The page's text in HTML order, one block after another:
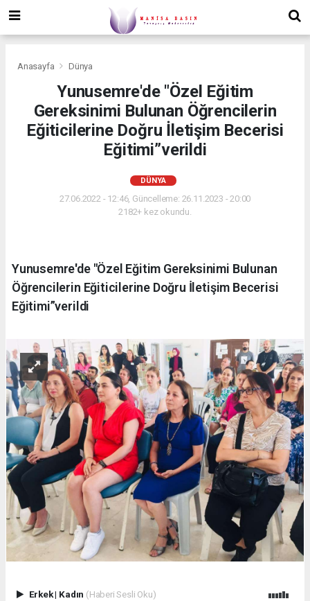
Anasayfa Dünya
Yunusemre'de "Özel Eğitim
Gereksinimi Bulunan Öğrencilerin
Eğiticilerine Doğru İletişim Becerisi
Eğitimi”verildi
DÜNYA
27.06.2022 - 12:46, Güncelleme: 26.11.2023 - 20:00
2182+ kez okundu.
Yunusemre'de "Özel Eğitim Gereksinimi Bulunan
Öğrencilerin Eğiticilerine Doğru İletişim Becerisi
Eğitimi”verildi
Erkek| Kadın (Haberi Sesli Oku)